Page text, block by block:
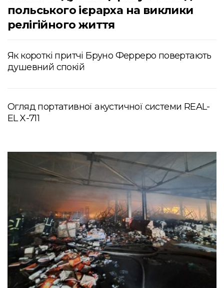
польського ієрарха на виклики
релігійного життя
Як короткі притчі Бруно Ферреро повертають
душевний спокій
Огляд портативної акустичної системи REAL-
EL X-711